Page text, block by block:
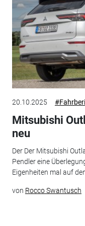
20.10.2025
Mitsubishi
neu
Der Der Mitsubishi
Pendler eine
Eigenheiten mal auf
von Rocco Swantusch